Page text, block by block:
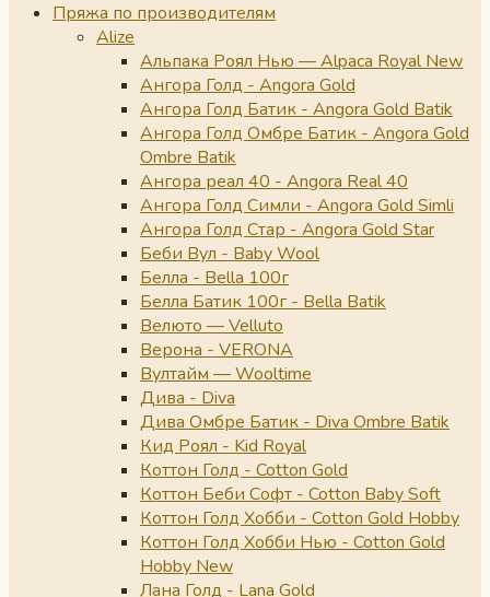
Пряжа по производителям
Alize
Альпака Роял Нью — Alpaca Royal New
Ангора Голд - Angora Gold
Ангора Голд Батик - Angora Gold Batik
Ангора Голд Омбре Батик - Angora Gold
Ombre Batik
Ангора реал 40 - Angora Real 40
Ангора Голд Симли - Angora Gold Simli
Ангора Голд Стар - Angora Gold Star
Беби Вул - Baby Wool
Белла - Bella 100г
Белла Батик 100г - Bella Batik
Велюто — Velluto
Верона - VERONA
Вултайм — Wooltime
Дива - Diva
Дива Омбре Батик - Diva Ombre Batik
Кид Роял - Kid Royal
Коттон Голд - Cotton Gold
Коттон Беби Софт - Cotton Baby Soft
Коттон Голд Хобби - Cotton Gold Hobby
Коттон Голд Хобби Нью - Cotton Gold
Hobby New
Лана Голд - Lana Gold